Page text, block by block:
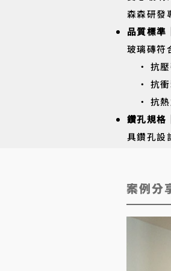
森森研發
品質標準
玻璃磚符
• 抗壓
• 抗衝
• 抗熱
鑽孔規格
具鑽孔設
案例分